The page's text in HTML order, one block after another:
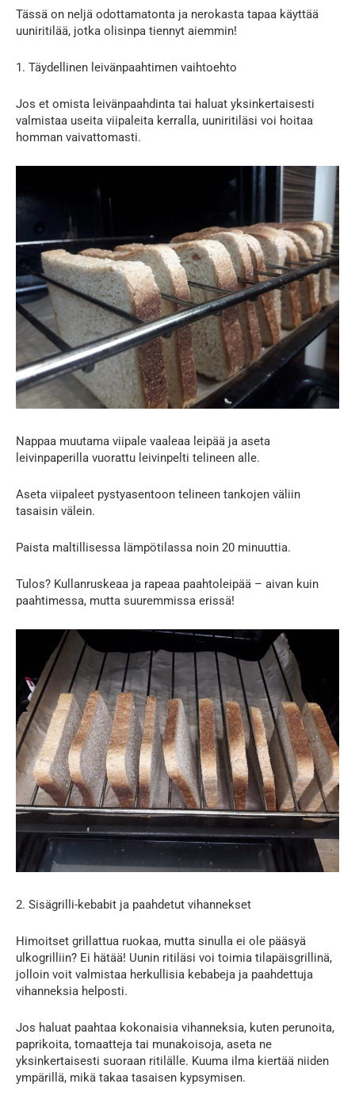
Tässä on neljä odottamatonta ja nerokasta tapaa käyttää
uuniritilää, jotka olisinpa tiennyt aiemmin!
1. Täydellinen leivänpaahtimen vaihtoehto
Jos et omista leivänpaahdinta tai haluat yksinkertaisesti
valmistaa useita viipaleita kerralla, uuniritiläsi voi hoitaa
homman vaivattomasti.
Nappaa muutama viipale vaaleaa leipää ja aseta
leivinpaperilla vuorattu leivinpelti telineen alle.
Aseta viipaleet pystyasentoon telineen tankojen väliin
tasaisin välein.
Paista maltillisessa lämpötilassa noin 20 minuuttia.
Tulos? Kullanruskeaa ja rapeaa paahtoleipää – aivan kuin
paahtimessa, mutta suuremmissa erissä!
2. Sisägrilli-kebabit ja paahdetut vihannekset
Himoitset grillattua ruokaa, mutta sinulla ei ole pääsyä
ulkogrilliin? Ei hätää! Uunin ritiläsi voi toimia tilapäisgrillinä,
jolloin voit valmistaa herkullisia kebabeja ja paahdettuja
vihanneksia helposti.
Jos haluat paahtaa kokonaisia vihanneksia, kuten perunoita,
paprikoita, tomaatteja tai munakoisoja, aseta ne
yksinkertaisesti suoraan ritilälle. Kuuma ilma kiertää niiden
ympärillä, mikä takaa tasaisen kypsymisen.